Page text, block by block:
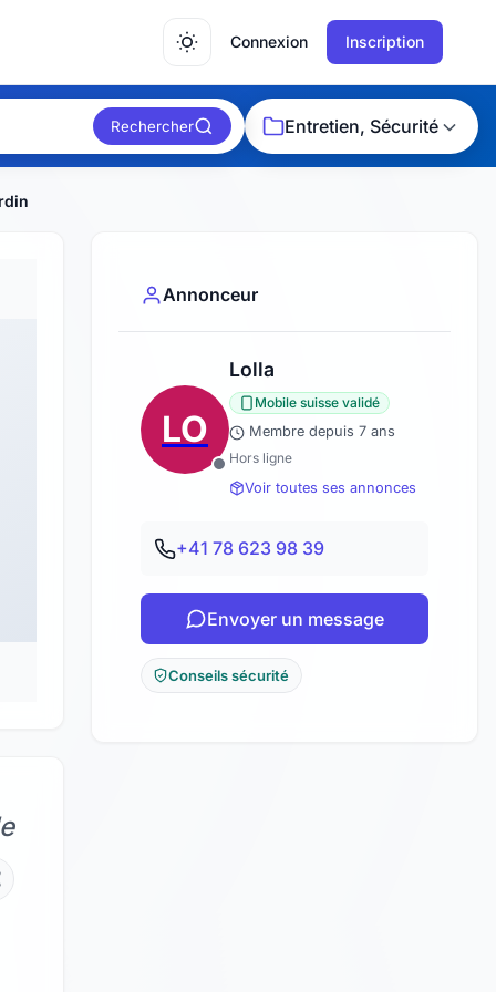
Connexion Inscription
Rechercher Entretien, Sécurité
Annonceur
LO
Lolla
Mobile suisse validé
Membre depuis 7 ans
Hors ligne
Voir toutes ses annonces
+41 78 623 98 39
Envoyer un message
Conseils sécurité